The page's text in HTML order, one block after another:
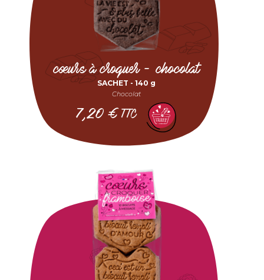
cœurs à croquer - chocolat
SACHET - 140 g
Chocolat
7,20€ TTC